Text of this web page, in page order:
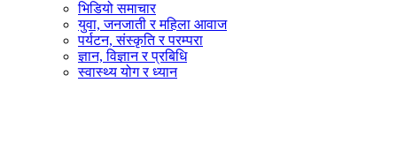
भिडियो समाचार
युवा, जनजाती र महिला आवाज
पर्यटन, संस्कृति र परम्परा
ज्ञान, विज्ञान र प्रबिधि
स्वास्थ्य योग र ध्यान